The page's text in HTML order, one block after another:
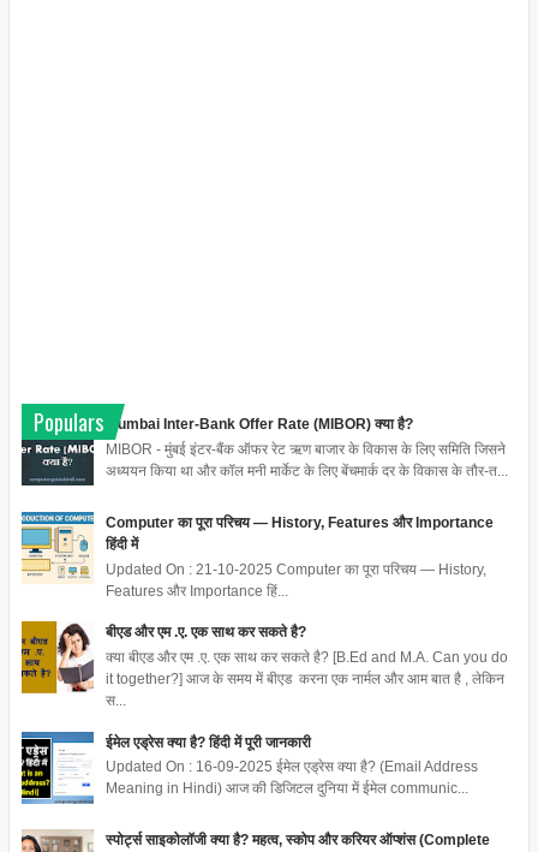
Populars
Mumbai Inter-Bank Offer Rate (MIBOR) क्या है?
MIBOR - मुंबई इंटर-बैंक ऑफर रेट ऋण बाजार के विकास के लिए समिति जिसने
अध्ययन किया था और कॉल मनी मार्केट के लिए बेंचमार्क दर के विकास के तौर-त...
Computer का पूरा परिचय — History, Features और Importance
हिंदी में
Updated On : 21-10-2025 Computer का पूरा परिचय — History,
Features और Importance हिं...
बीएड और एम .ए. एक साथ कर सकते है?
क्या बीएड और एम .ए. एक साथ कर सकते है? [B.Ed and M.A. Can you do
it together?] आज के समय में बीएड करना एक नार्मल और आम बात है , लेकिन
स...
ईमेल एड्रेस क्या है? हिंदी में पूरी जानकारी
Updated On : 16-09-2025 ईमेल एड्रेस क्या है? (Email Address
Meaning in Hindi) आज की डिजिटल दुनिया में ईमेल communic...
स्पोर्ट्स साइकोलॉजी क्या है? महत्व, स्कोप और करियर ऑप्शंस (Complete